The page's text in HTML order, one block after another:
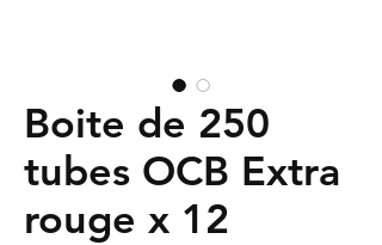
Boite de 250
tubes OCB Extra
rouge x 12